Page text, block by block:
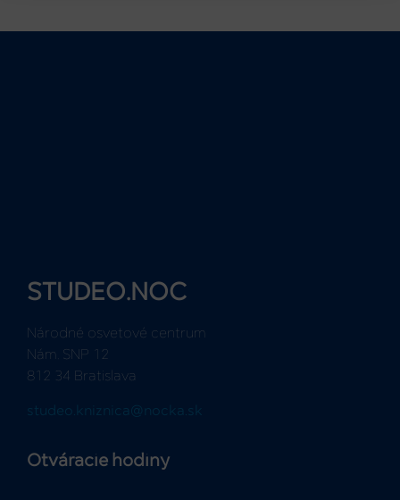
STUDEO.NOC
Národné osvetové centrum
Nám. SNP 12
812 34 Bratislava
studeo.kniznica@nocka.sk
Otváracie hodiny